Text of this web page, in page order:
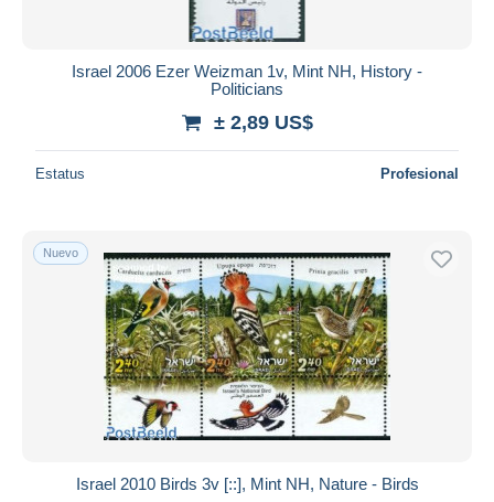
Israel 2006 Ezer Weizman 1v, Mint NH, History -
Politicians
± 2,89 US$
Estatus Profesional
Nuevo
Israel 2010 Birds 3v [::], Mint NH, Nature - Birds